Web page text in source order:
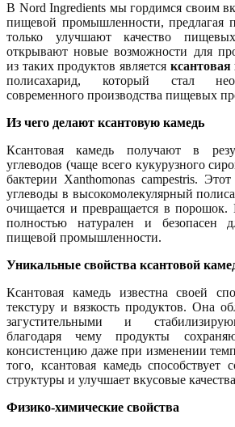
В Nord Ingredients мы гордимся своим
пищевой промышленности, предлагая
только улучшают качество
открывают новые возможности для
из таких продуктов является ксантовая
полисахарид, который стал
современного производства пищевых
Из чего делают ксантовую камедь
Ксантовая камедь получают в
углеводов (чаще всего кукурузного
бактерии Xanthomonas campestris. Этот
углеводы в высокомолекулярный
очищается и превращается в
полностью натурален и безопасен
пищевой промышленности.
Уникальные свойства ксантовой
Ксантовая камедь известна своей
текстуру и вязкость продуктов. Она
загустительными и
благодаря чему продукты
консистенцию даже при изменении
того, ксантовая камедь способствует
структуры и улучшает вкусовые
Физико-химические свойства